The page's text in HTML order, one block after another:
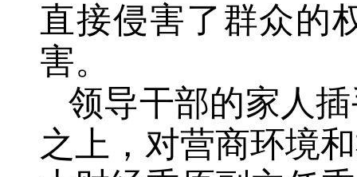
直接侵害了群众的
害。
领导干部的家人
之上，对营商环境